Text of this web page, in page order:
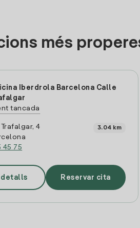
més
Iberdrola Barcelona Calle
tancada
4
45 75
3.04 km
detalls Reservar cita